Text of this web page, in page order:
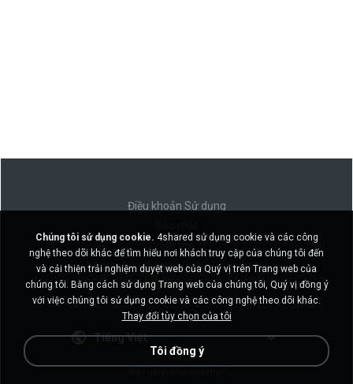
Điều khoản Sử dụng
Không bán thông tin cá nhân của tôi
Không chia sẻ thông tin cá nhân của tôi
Tiếng Việt
Chúng tôi sử dụng cookie. 4shared sử dụng cookie và các công
nghệ theo dõi khác để tìm hiểu nơi khách truy cập của chúng tôi đến
và cải thiện trải nghiệm duyệt web của Quý vị trên Trang web của
chúng tôi. Bằng cách sử dụng Trang web của chúng tôi, Quý vị đồng ý
với việc chúng tôi sử dụng cookie và các công nghệ theo dõi khác.
Thay đổi tùy chọn của tôi
Tôi đồng ý